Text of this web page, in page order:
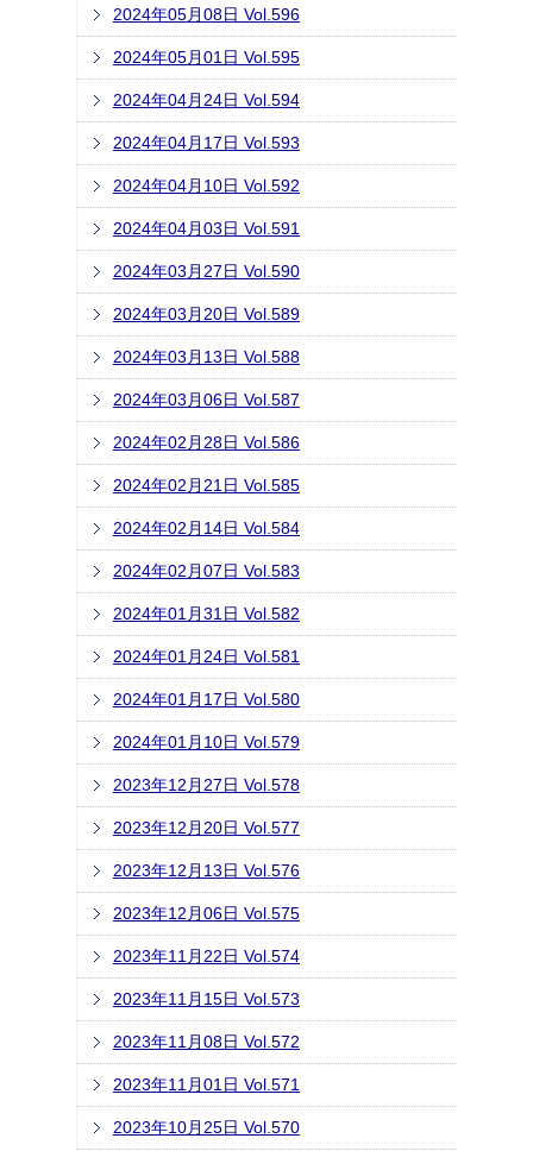
2024年05月08日 Vol.596
2024年05月01日 Vol.595
2024年04月24日 Vol.594
2024年04月17日 Vol.593
2024年04月10日 Vol.592
2024年04月03日 Vol.591
2024年03月27日 Vol.590
2024年03月20日 Vol.589
2024年03月13日 Vol.588
2024年03月06日 Vol.587
2024年02月28日 Vol.586
2024年02月21日 Vol.585
2024年02月14日 Vol.584
2024年02月07日 Vol.583
2024年01月31日 Vol.582
2024年01月24日 Vol.581
2024年01月17日 Vol.580
2024年01月10日 Vol.579
2023年12月27日 Vol.578
2023年12月20日 Vol.577
2023年12月13日 Vol.576
2023年12月06日 Vol.575
2023年11月22日 Vol.574
2023年11月15日 Vol.573
2023年11月08日 Vol.572
2023年11月01日 Vol.571
2023年10月25日 Vol.570